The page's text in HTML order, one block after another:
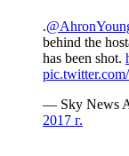
.
behind the
has been shot.
— Sky News
2017 г.